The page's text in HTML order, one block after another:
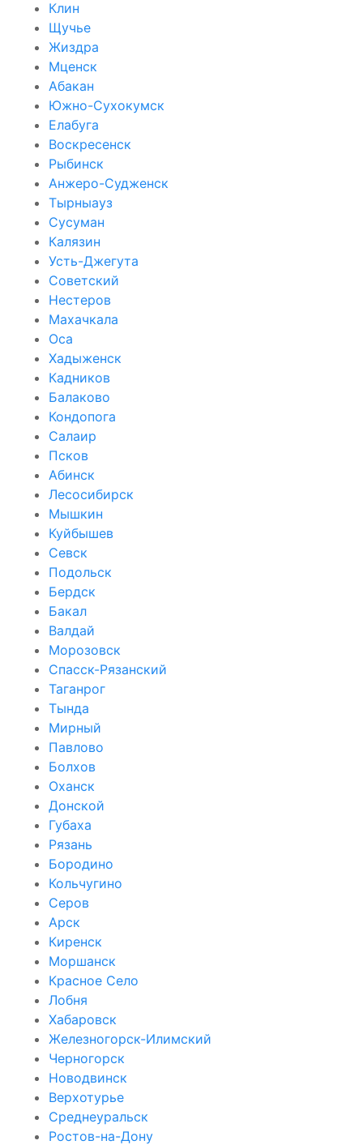
Клин
Щучье
Жиздра
Мценск
Абакан
Южно-Сухокумск
Елабуга
Воскресенск
Рыбинск
Анжеро-Судженск
Тырныауз
Сусуман
Калязин
Усть-Джегута
Советский
Нестеров
Махачкала
Оса
Хадыженск
Кадников
Балаково
Кондопога
Салаир
Псков
Абинск
Лесосибирск
Мышкин
Куйбышев
Севск
Подольск
Бердск
Бакал
Валдай
Морозовск
Спасск-Рязанский
Таганрог
Тында
Мирный
Павлово
Болхов
Оханск
Донской
Губаха
Рязань
Бородино
Кольчугино
Серов
Арск
Киренск
Моршанск
Красное Село
Лобня
Хабаровск
Железногорск-Илимский
Черногорск
Новодвинск
Верхотурье
Среднеуральск
Ростов-на-Дону